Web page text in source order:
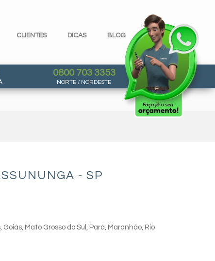
CLIENTES DICAS BLOG
0800 703 3353
NORTE / NORDESTE
- SP
Mato Grosso do Sul, Pará, Maranhão, Rio